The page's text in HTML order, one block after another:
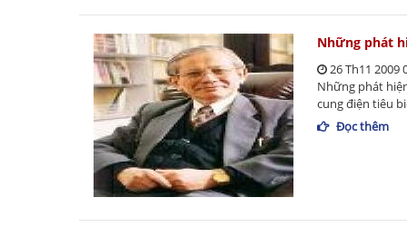
Những phát
26 Th11 2009
Những phát
cung điện tiêu
Đọc thêm